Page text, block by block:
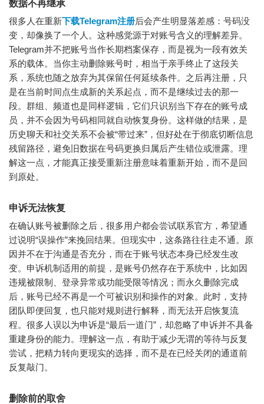
数据不再继承
很多人在重新下载Telegram注册后会产生明显落差感：号码没
变，却像换了一个人。这种感觉源于对账号含义的理解差异。
Telegram并不把账号当作长期档案保存，而是视为一段有效关
系的载体。当你主动删除账号时，相当于亲手终止了这段关
系，系统也随之放弃为其保留任何延续条件。之后再注册，只
是在当前时间点生成新的关系起点，而不是继续过去的那一
段。群组、频道也是同样逻辑，它们只识别当下存在的账号成
员，并不会因为号码相同就自动恢复身份。这样做的结果，是
历史聊天和社交关系不会被“带过来”，但好处在于彻底切断信息
残留路径，避免旧数据在号码更换归属后产生错位或泄露。理
解这一点，才能真正接受重新注册意味着重新开始，而不是回
到原处。
申诉无法恢复
在确认账号被删除之后，很多用户都会尝试联系官方，希望通
过说明“误操作”来挽回结果。但现实中，这条路往往走不通。原
因并不在于沟通是否充分，而在于账号状态本身已经发生改
变。申诉机制适用的前提，是账号仍然存在于系统中，比如因
违规被限制、登录异常或功能受限等情况；而永久删除完成
后，账号已经不再是一个可被识别和操作的对象。此时，支持
团队即便回复，也只能对规则进行解释，而无法开启恢复流
程。很多人误以为申诉是“最后一道门”，却忽略了申诉并不具备
重建身份的能力。理解这一点，有助于减少无谓的等待与反复
尝试，把精力转向更现实的选择，而不是在已经关闭的通道前
反复敲门。
删除前的取舍